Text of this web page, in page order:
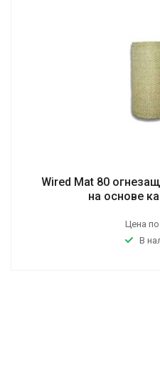
Wired Mat 80
на основе
Цена
В